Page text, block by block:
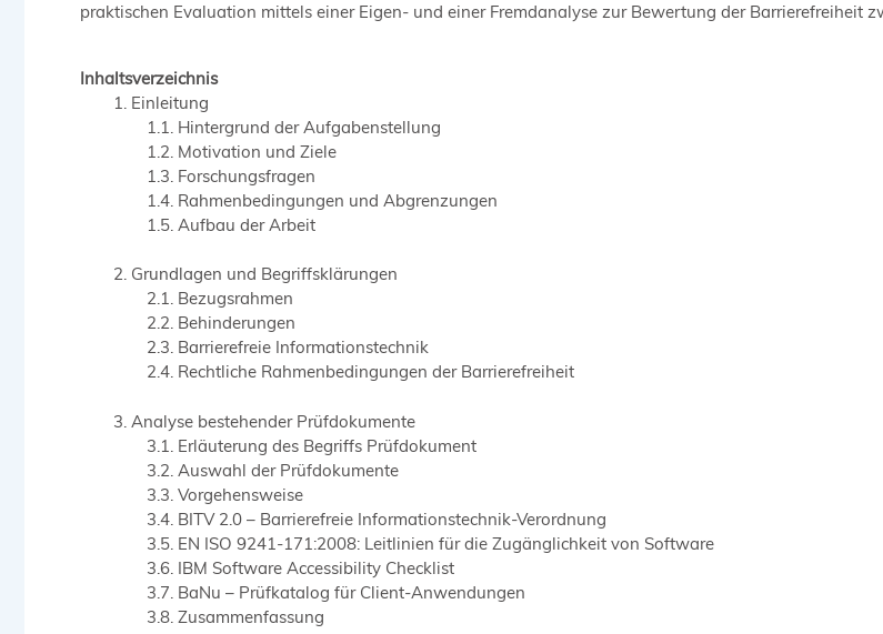
praktischen Evaluation mittels einer Eigen- und einer Fremdanalyse zur Bewertung der Barrierefreiheit
Inhaltsverzeichnis
Einleitung
Hintergrund der Aufgabenstellung
Motivation und Ziele
Forschungsfragen
Rahmenbedingungen und Abgrenzungen
Aufbau der Arbeit
Grundlagen und Begriffsklärungen
Bezugsrahmen
Behinderungen
Barrierefreie Informationstechnik
Rechtliche Rahmenbedingungen der Barrierefreiheit
Analyse bestehender Prüfdokumente
Erläuterung des Begriffs Prüfdokument
Auswahl der Prüfdokumente
Vorgehensweise
BITV 2.0 – Barrierefreie Informationstechnik-Verordnung
EN ISO 9241-171:2008: Leitlinien für die Zugänglichkeit von Software
IBM Software Accessibility Checklist
BaNu – Prüfkatalog für Client-Anwendungen
Zusammenfassung